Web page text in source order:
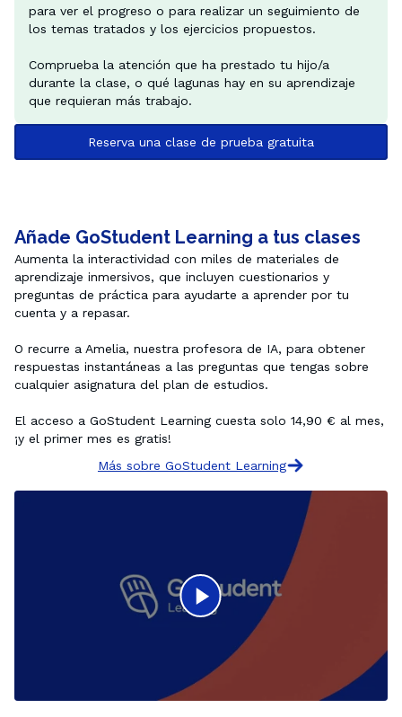
para ver el progreso o para realizar un seguimiento de
los temas tratados y los ejercicios propuestos.
Comprueba la atención que ha prestado tu hijo/a
durante la clase, o qué lagunas hay en su aprendizaje
Reserva una clase de prueba gratuita
Añade GoStudent Learning a tus clases
Aumenta la interactividad con miles de materiales de
aprendizaje inmersivos, que incluyen cuestionarios y
preguntas de práctica para ayudarte a aprender por tu
cuenta y a repasar.
O recurre a Amelia, nuestra profesora de IA, para obtener
respuestas instantáneas a las preguntas que tengas sobre
cualquier asignatura del plan de estudios.
El acceso a GoStudent Learning cuesta solo 14,90 € al mes,
¡y el primer mes es gratis!
Más sobre GoStudent Learning